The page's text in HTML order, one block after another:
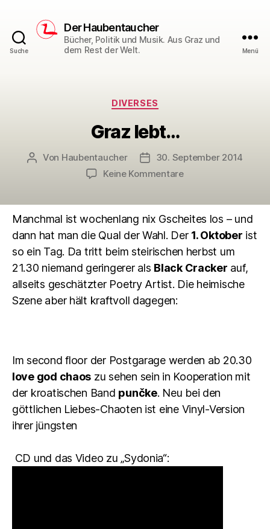
Suche
Der Haubentaucher
Bücher, Politik und Musik. Aus Graz und
dem Rest der Welt.
Menü
Kategorien
DIVERSES
Graz lebt…
Beitragsautor
Von Haubentaucher Veröffentlichungsdatum
30. September 2014
Keine Kommentarezu
Manchmal ist wochenlang nix Gscheites los – und
dann hat man die Qual der Wahl. Der 1. Oktober ist
so ein Tag. Da tritt beim steirischen herbst um
21.30 niemand geringerer als Black Cracker auf,
allseits geschätzter Poetry Artist. Die heimische
Szene aber hält kraftvoll dagegen:
Im second floor der Postgarage werden ab 20.30
love god chaos zu sehen sein in Kooperation mit
der kroatischen Band punčke. Neu bei den
göttlichen Liebes-Chaoten ist eine Vinyl-Version
ihrer jüngsten
CD und das Video zu „Sydonia“: